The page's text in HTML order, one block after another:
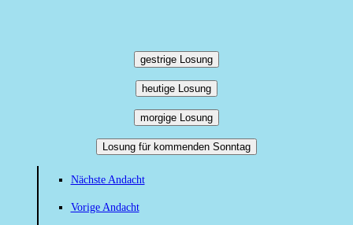
gestrige Losung
heutige Losung
morgige Losung
Losung für kommenden Sonntag
Nächste Andacht
Vorige Andacht